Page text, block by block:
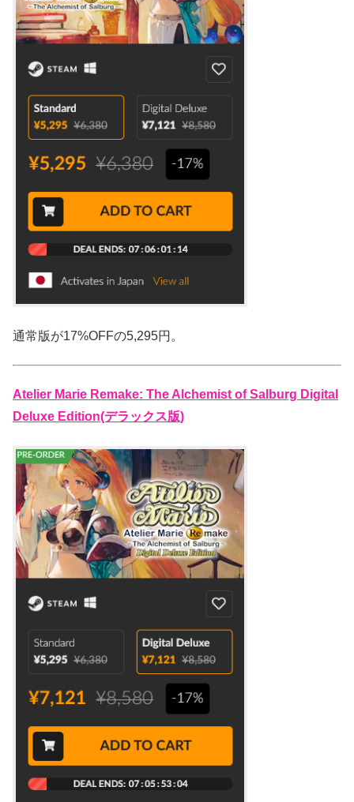
通常版が17%OFFの5,295円。
Atelier Marie Remake: The Alchemist of Salburg Digital
Deluxe Edition(デラックス版)